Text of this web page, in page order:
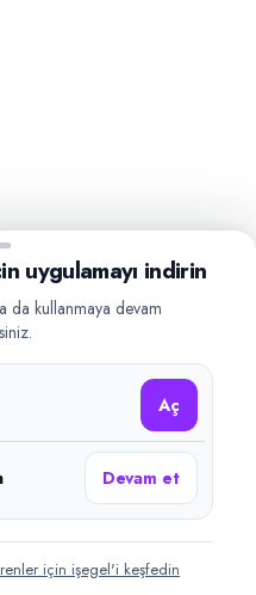
uygulamayı indirin
da kullanmaya devam
Aç
Devam et
için işegel'i keşfedin